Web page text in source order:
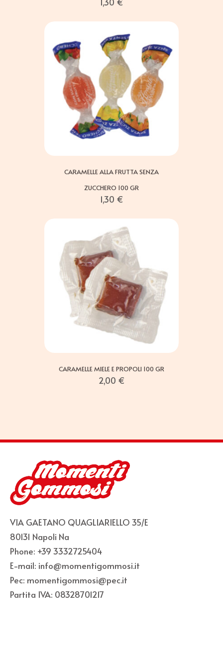
CARAMELLE ALLA FRUTTA SENZA
ZUCCHERO 100 GR
1,30 €
CARAMELLE MIELE E PROPOLI 100 GR
2,00 €
VIA GAETANO QUAGLIARIELLO 35/E
80131 Napoli Na
Phone: +39 3332725404
E-mail: info@momentigommosi.it
Pec: momentigommosi@pec.it
Partita IVA: 08328701217